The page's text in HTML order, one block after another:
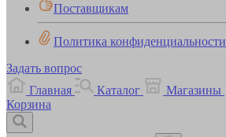
Поставщикам
Политика конфиденциальности
Задать вопрос
Главная
Каталог Магазины
Корзина